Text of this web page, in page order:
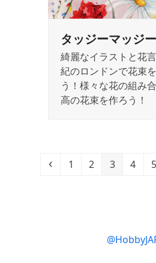
タッジーマッジー
綺麗なイラストと花
紀のロンドンで花束
う！様々な花の組み
高の花束を作ろう！
Previous
Page
1 Page
2 Page
3 Page
4 5